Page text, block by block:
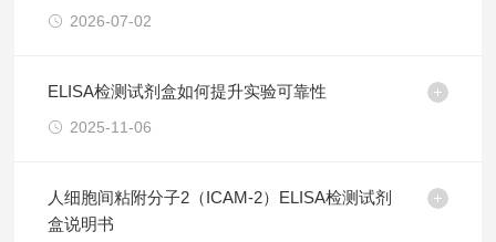
2026-07-02
ELISA检测试剂盒如何提升实验可靠性
2025-11-06
人细胞间粘附分子2（ICAM-2）ELISA检测试剂
盒说明书